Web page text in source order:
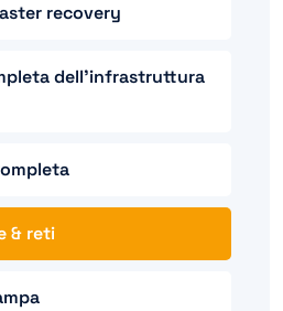
recovery
dell’infrastruttura
& reti